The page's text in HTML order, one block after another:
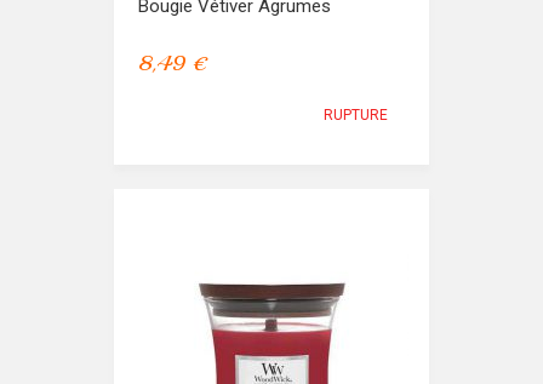
Bougie Vétiver Agrumes
8,49 €
RUPTURE